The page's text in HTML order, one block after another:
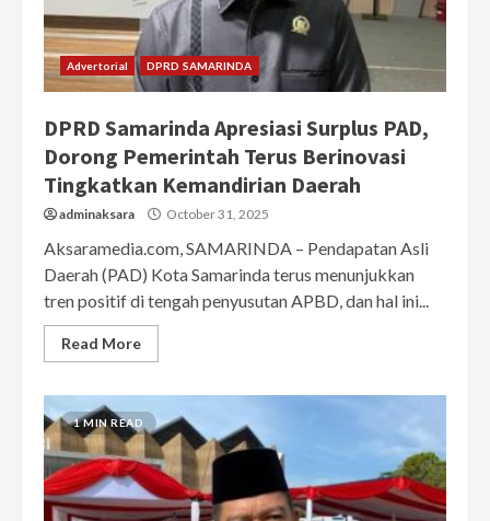
Advertorial DPRD SAMARINDA
DPRD Samarinda Apresiasi Surplus PAD,
Dorong Pemerintah Terus Berinovasi
Tingkatkan Kemandirian Daerah
adminaksara October 31, 2025
Aksaramedia.com, SAMARINDA – Pendapatan Asli
Daerah (PAD) Kota Samarinda terus menunjukkan
tren positif di tengah penyusutan APBD, dan hal ini...
Read More
1 MIN READ